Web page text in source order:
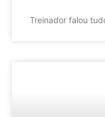
Treinador falou